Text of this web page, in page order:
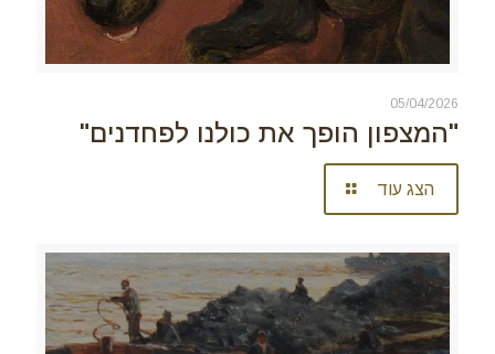
05/04/2026
"המצפון הופך את כולנו לפחדנים"
הצג עוד